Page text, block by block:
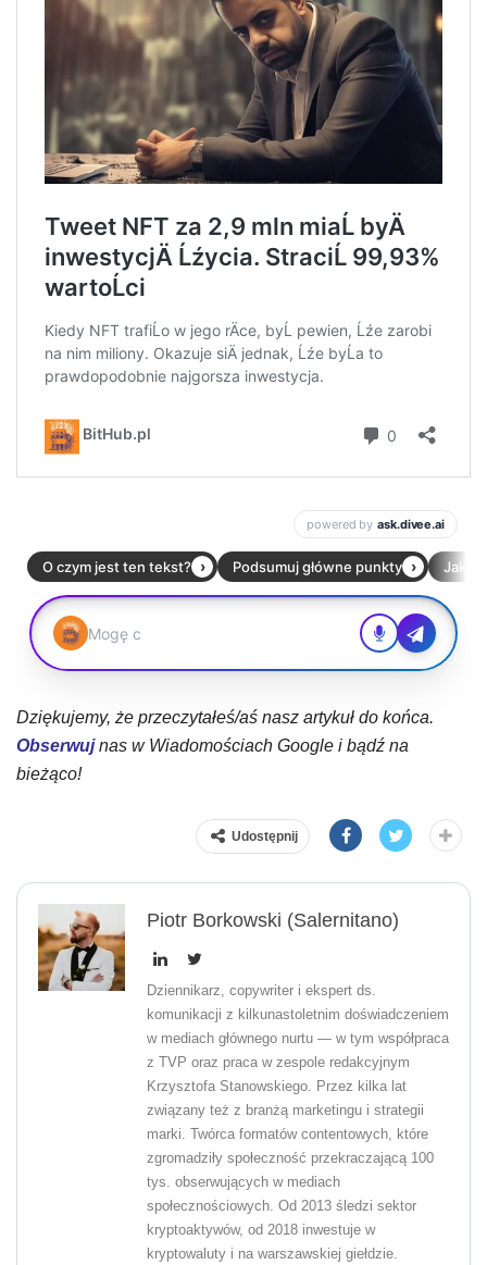
Dziękujemy, że przeczytałeś/aś nasz artykuł do końca.
Obserwujnas w Wiadomościach Google i bądź na
bieżąco!
Udostępnij
Piotr Borkowski (Salernitano)
Dziennikarz, copywriter i ekspert ds.
komunikacji z kilkunastoletnim doświadczeniem
w mediach głównego nurtu — w tym współpraca
z TVP oraz praca w zespole redakcyjnym
Krzysztofa Stanowskiego. Przez kilka lat
związany też z branżą marketingu i strategii
marki. Twórca formatów contentowych, które
zgromadziły społeczność przekraczającą 100
tys. obserwujących w mediach
społecznościowych. Od 2013 śledzi sektor
kryptoaktywów, od 2018 inwestuje w
kryptowaluty i na warszawskiej giełdzie.